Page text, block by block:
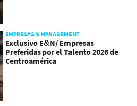
EMPRESAS & MANAGEMENT
Exclusivo E&N/ Empresas
Preferidas por el Talento 2026 de
Centroamérica